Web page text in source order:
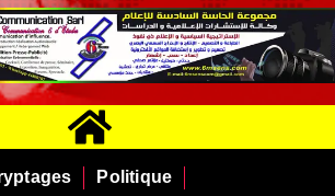
Politique